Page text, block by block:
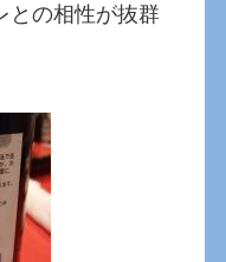
との相性が抜群